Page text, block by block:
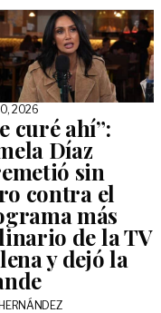
2026
curé ahí”:
Díaz
sin
contra el
más
de la TV
y dejó la